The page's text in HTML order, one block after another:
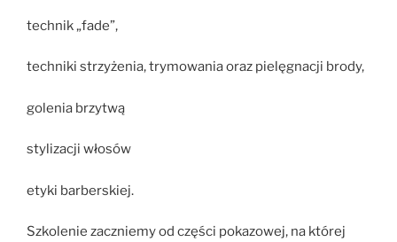
technik „fade”,
techniki strzyżenia, trymowania oraz pielęgnacji brody,
golenia brzytwą
stylizacji włosów
etyki barberskiej.
Szkolenie zaczniemy od części pokazowej, na której